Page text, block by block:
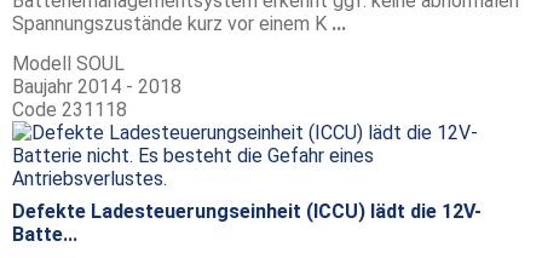
Spannungszustände kurz vor einem K ...
Modell SOUL
Baujahr 2014 - 2018
Code 231118
Defekte Ladesteuerungseinheit (ICCU) lädt die 12V-
Batte...